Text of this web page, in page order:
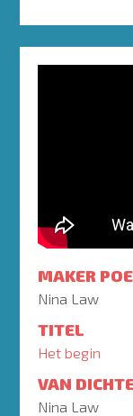
MAKER
Nina Law
TITEL
Het begin
VAN
Nina Law